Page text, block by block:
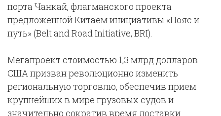
порта Чанкай, флагманского проекта
предложенной Китаем инициативы «Пояс и
путь» (Belt and Road Initiative, BRI).
Мегапроект стоимостью 1,3 млрд долларов
США призван революционно изменить
региональную торговлю, обеспечив прием
крупнейших в мире грузовых судов и
значительно сократив время доставки.